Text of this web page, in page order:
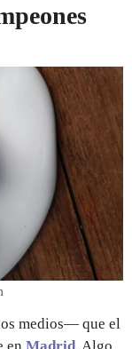
medios— que el
en Madrid. Algo